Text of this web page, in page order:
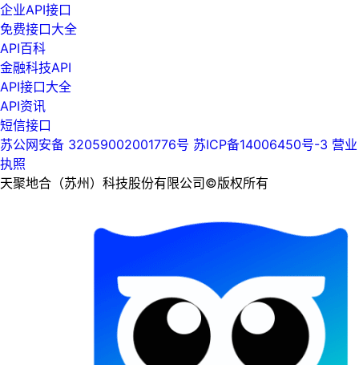
企业API接口
免费接口大全
API百科
金融科技API
API接口大全
API资讯
短信接口
苏公网安备 32059002001776号 苏ICP备14006450号-3 营业
执照
天聚地合（苏州）科技股份有限公司©版权所有